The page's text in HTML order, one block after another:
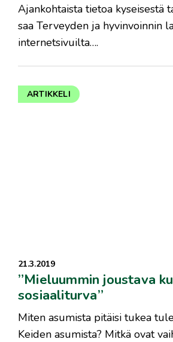
Ajankohtaista tietoa kyseisestä
saa Terveyden ja hyvinvoinnin
internetsivuilta….
ARTIKKELI
21.3.2019
”Mieluummin joustava
sosiaaliturva”
Miten asumista pitäisi tukea
Keiden asumista? Mitkä ovat